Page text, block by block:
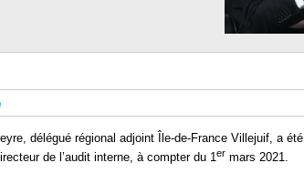
délégué régional adjoint Île-de-France Villejuif, a été
de l’audit interne, à compter du 1er mars 2021.